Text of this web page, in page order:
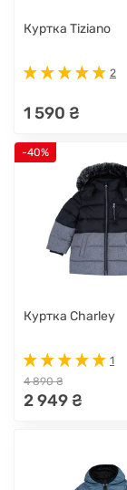
Куртка Tiziano
2
1 590 ₴
-40%
Куртка Charley
1
4 890 ₴
2 949 ₴